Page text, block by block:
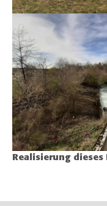
Realisierung